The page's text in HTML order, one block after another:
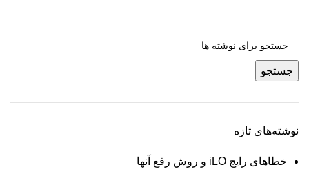
جستجو
نوشته‌های تازه
خطاهای رایج iLO و روش رفع آنها